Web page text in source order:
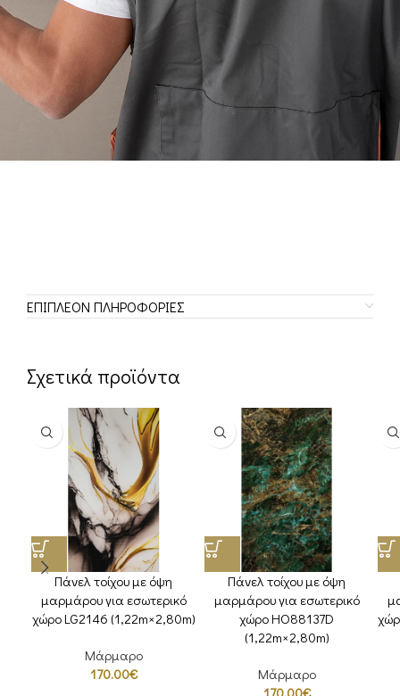
ΕΠΙΠΛΈΟΝ ΠΛΗΡΟΦΟΡΊΕΣ
Σχετικά προϊόντα
Πάνελ τοίχου με όψη
μαρμάρου για εσωτερικό
χώρο LG2146 (1,22m×2,80m)
Μάρμαρο
170.00€
Πάνελ τοίχου με όψη
μαρμάρου για εσωτερικό
χώρο HΟ88137D
(1,22m×2,80m)
Μάρμαρο